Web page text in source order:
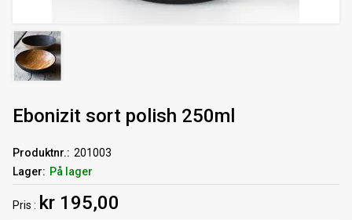
Ebonizit sort polish 250ml
Produktnr.
201003
Lager
På lager
Pris kr 195,00